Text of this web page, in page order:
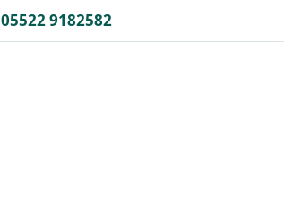
05522 9182582